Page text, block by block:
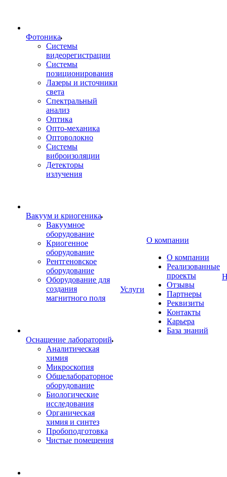
Фотоника
Cистемы
видеорегистрации
Системы
позиционирования
Лазеры и источники
света
Спектральный
анализ
Оптика
Опто-механика
Оптоволокно
Системы
виброизоляции
Детекторы
излучения
Вакуум и криогеника
Вакуумное
оборудование
Криогенное
оборудование
Рентгеновское
оборудование
Оборудование для
создания
магнитного поля
Оснащение лабораторий
Аналитическая
химия
Микроскопия
Общелабораторное
оборудование
Биологические
исследования
Органическая
химия и синтез
Пробоподготовка
Чистые помещения
Услуги
О компании
О компании
Реализованные
проекты
Отзывы
Партнеры
Реквизиты
Контакты
Карьера
База знаний